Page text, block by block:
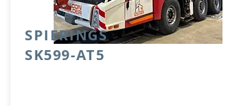
SPIERINGS
SK599-AT5